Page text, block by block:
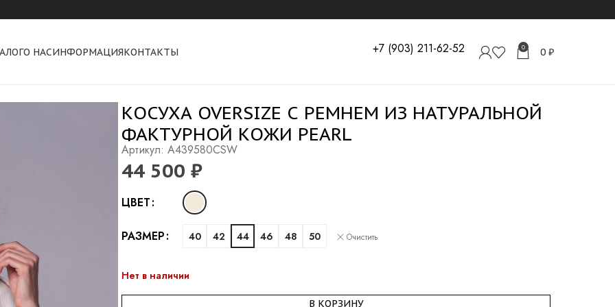
О НАСИНФОРМАЦИЯКОНТАКТЫ +7 (903) 211-62-52 0 0 ₽
КОСУХА OVERSIZE С РЕМНЕМ ИЗ НАТУРАЛЬНОЙ
ФАКТУРНОЙ КОЖИ PEARL
Артикул: A439580CSW
44 500 ₽
ЦВЕТ
РАЗМЕР 40 42 44 46 48 50 Очистить
Нет в наличии
В КОРЗИНУ